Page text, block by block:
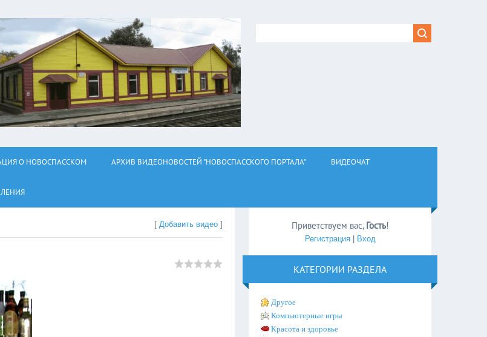
О НОВОСПАССКОМ АРХИВ ВИДЕОНОВОСТЕЙ "НОВОСПАССКОГО ПОРТАЛА" ВИДЕОЧАТ
[Добавить видео ] Приветствуем вас, Гость!
Регистрация| Вход
КАТЕГОРИИ РАЗДЕЛА
Другое
Компьютерные игры
Красота и здоровье